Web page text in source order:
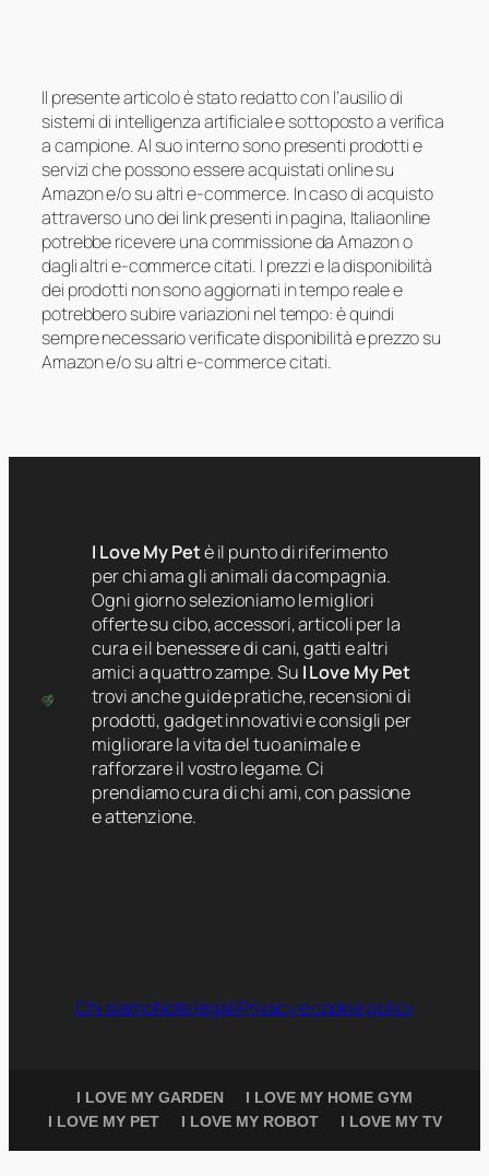
Il presente articolo è stato redatto con l’ausilio di
sistemi di intelligenza artificiale e sottoposto a verifica
a campione. Al suo interno sono presenti prodotti e
servizi che possono essere acquistati online su
Amazon e/o su altri e-commerce. In caso di acquisto
attraverso uno dei link presenti in pagina, Italiaonline
potrebbe ricevere una commissione da Amazon o
dagli altri e-commerce citati. I prezzi e la disponibilità
dei prodotti non sono aggiornati in tempo reale e
potrebbero subire variazioni nel tempo: è quindi
sempre necessario verificate disponibilità e prezzo su
Amazon e/o su altri e-commerce citati.
I Love My Petè il punto di riferimento
per chi ama gli animali da compagnia.
Ogni giorno selezioniamo le migliori
offerte su cibo, accessori, articoli per la
cura e il benessere di cani, gatti e altri
amici a quattro zampe. Su I Love My Pet
trovi anche guide pratiche, recensioni di
prodotti, gadget innovativi e consigli per
migliorare la vita del tuo animale e
rafforzare il vostro legame. Ci
prendiamo cura di chi ami, con passione
e attenzione.
Chi siamoNote legaliPrivacy e cookie policy
I LOVE MY GARDEN
I LOVE MY HOME GYM
I LOVE MY PET
I LOVE MY ROBOT I LOVE MY TV